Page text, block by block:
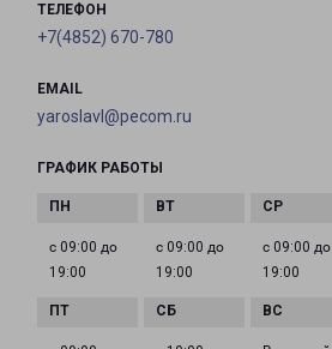
ТЕЛЕФОН
+7(4852) 670-780
EMAIL
yaroslavl@pecom.ru
ГРАФИК РАБОТЫ
с 09:00 до
19:00
с 09:00 до
19:00
с 09:00 до
19:00